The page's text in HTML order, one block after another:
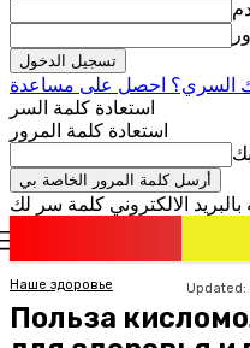
السري؟ احصل على مساعدة
استعادة كلمة السر
استعادة كلمة المرور
Наше здоровье Updated:
Польза